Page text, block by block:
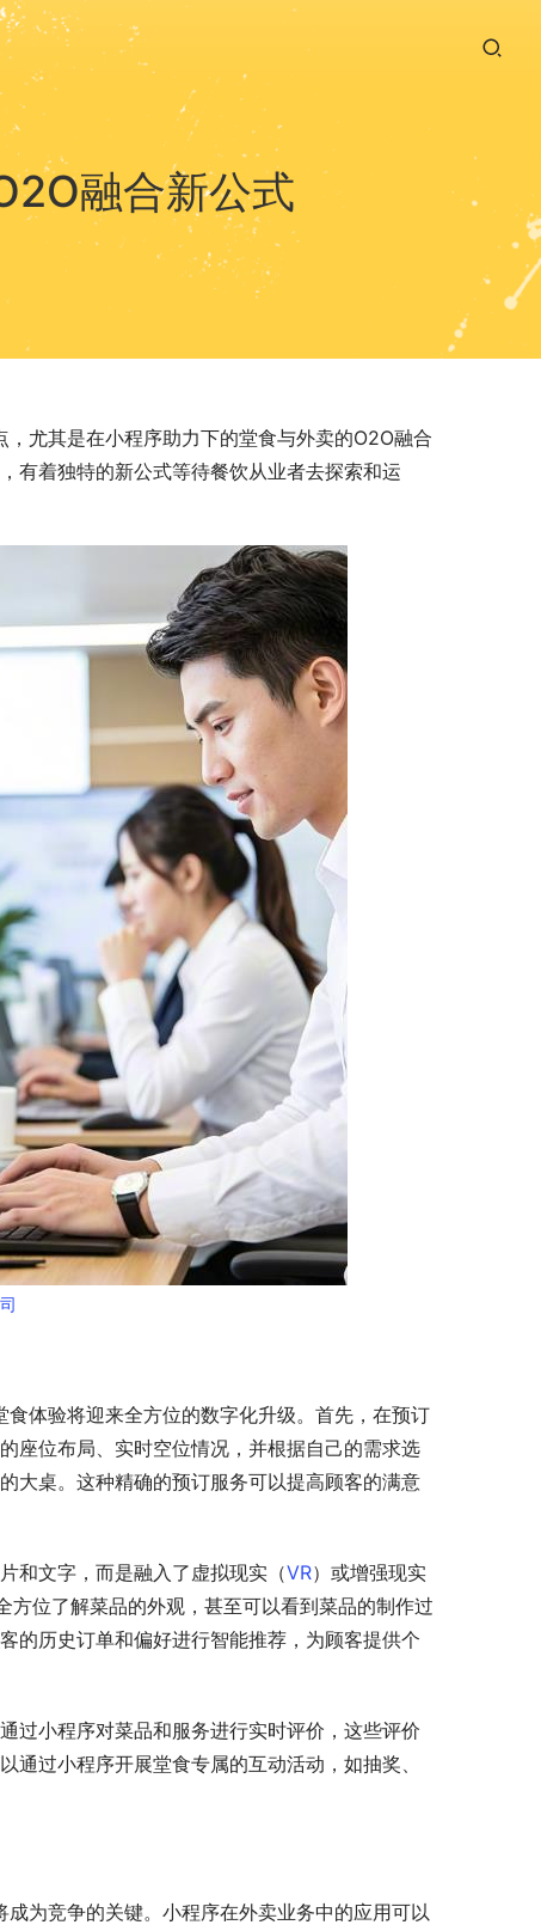
融合新公式
尤其是在小程序助力下的堂食与外卖的O2O融合
有着独特的新公式等待餐饮从业者去探索和运
体验将迎来全方位的数字化升级。首先，在预订
座位布局、实时空位情况，并根据自己的需求选
大桌。这种精确的预订服务可以提高顾客的满意
和文字，而是融入了虚拟现实（VR）或增强现实
方位了解菜品的外观，甚至可以看到菜品的制作过
的历史订单和偏好进行智能推荐，为顾客提供个
过小程序对菜品和服务进行实时评价，这些评价
过小程序开展堂食专属的互动活动，如抽奖、
为竞争的关键。小程序在外卖业务中的应用可以